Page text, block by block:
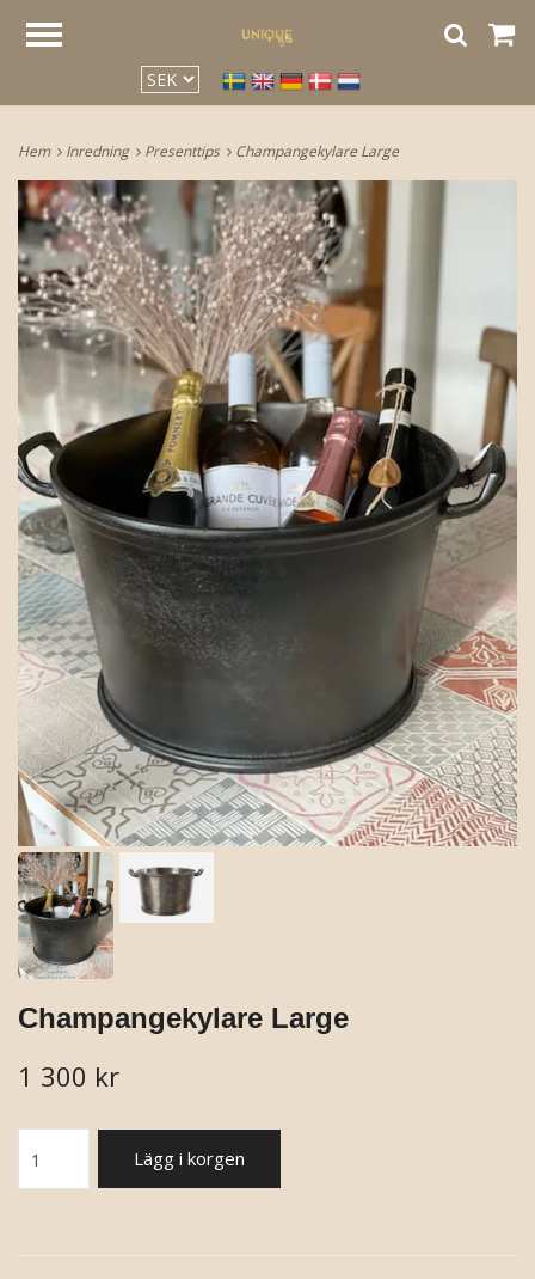
Hem Inredning Presenttips Champangekylare Large
Champangekylare Large
1 300 kr
Lägg i korgen